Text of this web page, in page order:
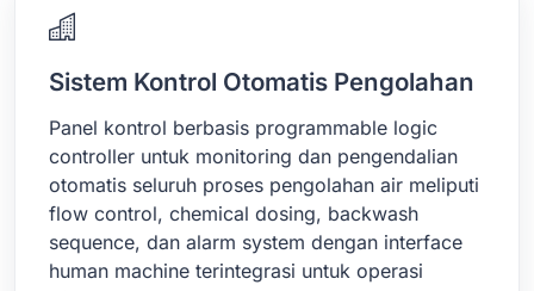
Sistem Kontrol Otomatis Pengolahan
Panel kontrol berbasis programmable logic
controller untuk monitoring dan pengendalian
otomatis seluruh proses pengolahan air meliputi
flow control, chemical dosing, backwash
sequence, dan alarm system dengan interface
human machine terintegrasi untuk operasi